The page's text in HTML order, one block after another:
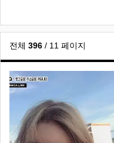
전체 396 / 11 페이지